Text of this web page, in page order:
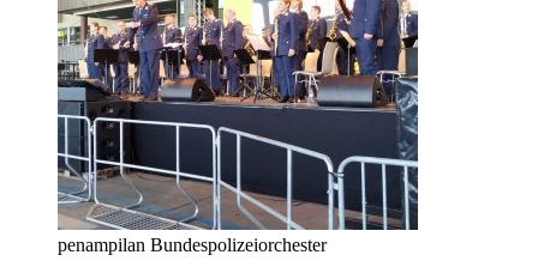
penampilan Bundespolizeiorchester